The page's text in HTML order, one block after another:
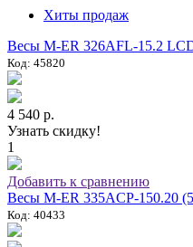
Хиты продаж
Весы M-ER 326AFL-15.2
Код: 45820
4 540 р.
Узнать скидку!
1
Добавить к сравнению
Весы M-ER 335ACP-150.20
Код: 40433